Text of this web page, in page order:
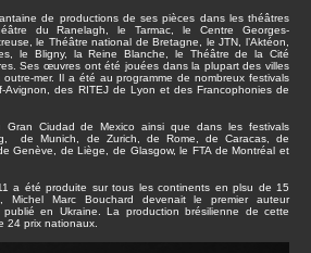
de productions de ses pièces dans les théâtres
du Ranelagh, le Tarmac, le Centre Georges-
le Théâtre national de Bretagne, le JTN, l’Aktéon,
le Bligny, la Reine Blanche, le Théâtre de la Cité
Ses œuvres ont été jouées dans la plupart des villes
outre-mer. Il a été au programme de nombreux festivals
Avignon, des RITEJ de Lyon et des Francophonies de
Ciudad de Mexico ainsi que dans les festivals
de Munich, de Zurich, de Rome, de Caracas, de
Genève, de Liège, de Glasgow, le FTA de Montréal et
a été produite sur tous les continents en plsu de 15
Marc Bouchard devenait le premier auteur
en Ukraine. La production brésilienne de cette
24 prix nationaux.